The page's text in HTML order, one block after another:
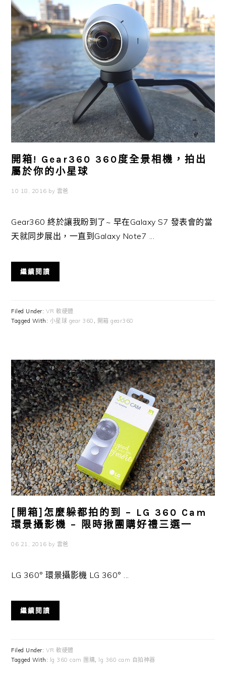
開箱! Gear360 360度全景相機，拍出
屬於你的小星球
10 18, 2016 by 雲爸
Gear360 終於讓我盼到了~ 早在Galaxy S7 發表會的當
天就同步展出，一直到Galaxy Note7 ...
繼續閱讀
Filed Under: VR 軟硬體
Tagged With: 小星球 gear 360 , 開箱 gear360
[開箱]怎麼躲都拍的到 – LG 360 Cam
環景攝影機 – 限時揪團購好禮三選一
06 21, 2016 by 雲爸
LG 360° 環景攝影機 LG 360° ...
繼續閱讀
Filed Under: VR 軟硬體
Tagged With: lg 360 cam 團購 lg 360 cam 自拍神器